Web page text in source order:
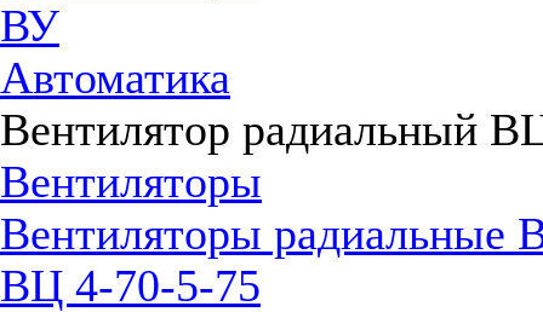
ВУ
Автоматика
Вентилятор радиальный
Вентиляторы
Вентиляторы радиальные
ВЦ 4-70-5-75